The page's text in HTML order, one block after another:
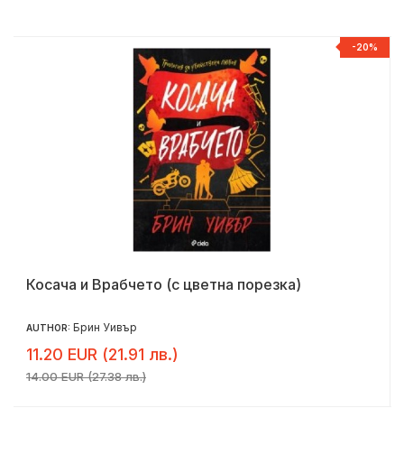
-20%
Косача и Врабчето (с цветна порезка)
AUTHOR: Брин Уивър
11.20 EUR (21.91 лв.)
14.00 EUR (27.38 лв.)